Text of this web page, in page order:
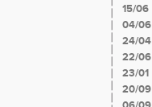
15/06
04/06
24/04
22/06
23/01
20/09